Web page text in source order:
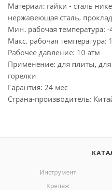
Материал: гайки - сталь
нержавеющая сталь,
Мин. рабочая температура: -
Макс. рабочая температура:
Рабочее давление: 10 атм
Применение: для плиты, для
горелки
Гарантия: 24 мес
Страна-производитель:
Инструмент
Крепеж